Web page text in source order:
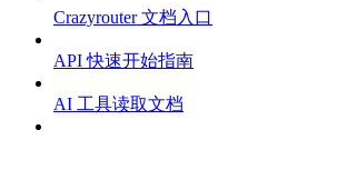
Crazyrouter 文档入口
API 快速开始指南
AI 工具读取文档